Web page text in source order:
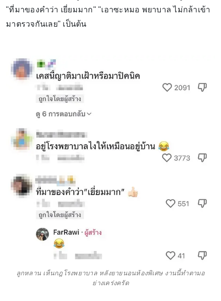
"ที่มาของคำว่า เยี่ยมมาก" "เอาซะหมอ พยาบาล ไม่กล้าเข้า
มาตรวจกันเลย" เป็นต้น
ลูกหลาน เห็นกฎโรงพยาบาล หลังยายนอนห้องพิเศษ งานนี้ทำตามอ
ย่างเคร่งครัด